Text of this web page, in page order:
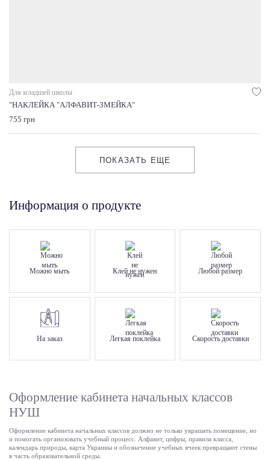
Для младшей школы
"НАКЛЕЙКА "АЛФАВИТ-ЗМЕЙКА"
755 грн
ПОКАЗАТЬ ЕЩЕ
Информация о продукте
Можно мыть Клей не нужен Любой размер
На заказ Легкая поклейка Скорость доставки
Оформление кабинета начальных классов
НУШ
Оформление кабинета начальных классов должно не только украшать помещение, но
и помогать организовать учебный процесс. Алфавит, цифры, правила класса,
календарь природы, карта Украины и обозначение учебных ячеек превращают стены
в часть образовательной среды.